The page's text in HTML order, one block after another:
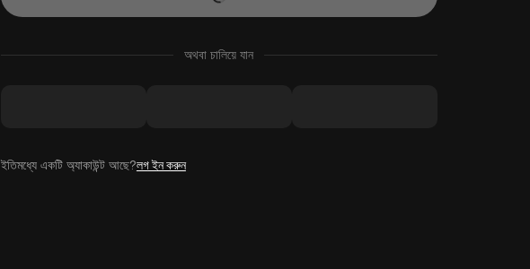
অথবা চালিয়ে যান
ইতিমধ্যে একটি অ্যাকাউন্ট আছে?লগ ইন করুন